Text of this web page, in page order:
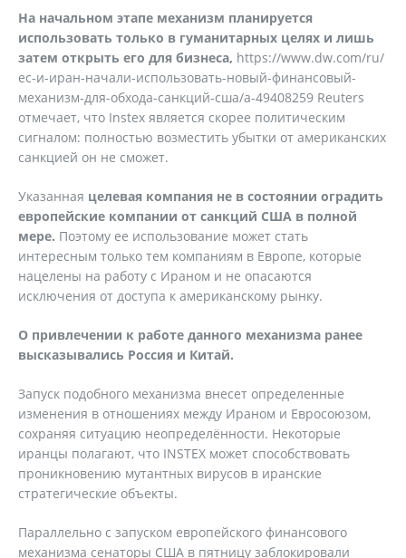
На начальном этапе механизм планируется
использовать только в гуманитарных целях и лишь
затем открыть его для бизнеса, https://www.dw.com/ru/
ес-и-иран-начали-использовать-новый-финансовый-
механизм-для-обхода-санкций-сша/a-49408259 Reuters
отмечает, что Instex является скорее политическим
сигналом: полностью возместить убытки от американских
санкцией он не сможет.
Указанная целевая компания не в состоянии оградить
европейские компании от санкций США в полной
мере. Поэтому ее использование может стать
интересным только тем компаниям в Европе, которые
нацелены на работу с Ираном и не опасаются
исключения от доступа к американскому рынку.
О привлечении к работе данного механизма ранее
высказывались Россия и Китай.
Запуск подобного механизма внесет определенные
изменения в отношениях между Ираном и Евросоюзом,
сохраняя ситуацию неопределённости. Некоторые
иранцы полагают, что INSTEX может способствовать
проникновению мутантных вирусов в иранские
стратегические объекты.
Параллельно с запуском европейского финансового
механизма сенаторы США в пятницу заблокировали